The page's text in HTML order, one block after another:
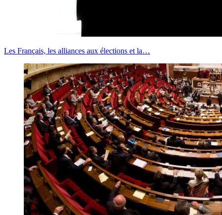
Les Français, les alliances aux élections et la…